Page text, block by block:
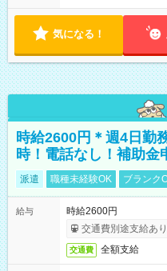
気になる！
時給2600円＊週4日勤
時！電話なし！補助金
派遣 職種未経験OK ブランク
給与
時給2600円
交通費別途支給あり
交通費 全額支給